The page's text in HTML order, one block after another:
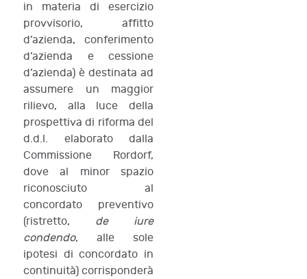
in materia di esercizio
provvisorio, affitto
d’azienda, conferimento
d’azienda e cessione
d’azienda) è destinata ad
assumere un maggior
rilievo, alla luce della
prospettiva di riforma del
d.d.l. elaborato dalla
Commissione Rordorf,
dove al minor spazio
riconosciuto al
concordato preventivo
(ristretto, de iure
condendo, alle sole
ipotesi di concordato in
continuità) corrisponderà